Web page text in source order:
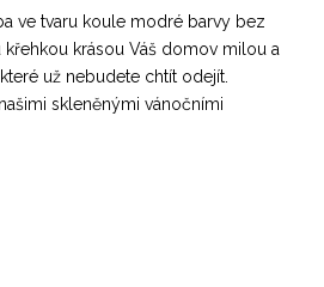
ve tvaru koule modré barvy bez
krásou Váš domov milou a
už nebudete chtít odejít.
skleněnými vánočními